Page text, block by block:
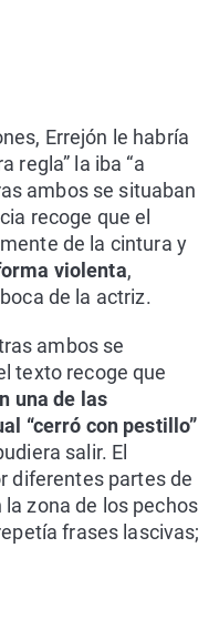
Errejón le habría
regla” la iba “a
ambos se situaban
recoge que el
de la cintura y
violenta,
de la actriz.
ambos se
texto recoge que
una de las
“cerró con pestillo”
salir. El
diferentes partes de
zona de los pechos
frases lascivas;